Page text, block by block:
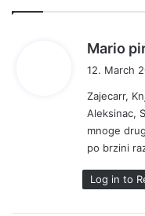
Mario
12. March
Zajecarr,
Aleksinac,
mnoge
po brzini
Log in to